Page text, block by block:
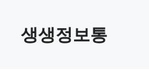
생생정보통